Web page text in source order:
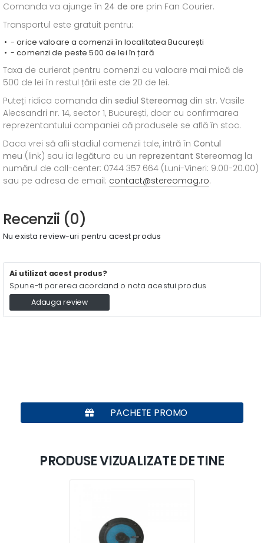
Comanda va ajunge în 24 de ore prin Fan Courier.
Transportul este gratuit pentru:
- orice valoare a comenzii în localitatea București
- comenzi de peste 500 de lei în țară
Taxa de curierat pentru comenzi cu valoare mai mică de
500 de lei în restul țării este de 20 de lei.
Puteți ridica comanda din sediul Stereomag din str. Vasile
Alecsandri nr. 14, sector 1, București, doar cu confirmarea
reprezentantului companiei că produsele se află în stoc.
Daca vrei să afli stadiul comenzii tale, intră în Contul
meu (link) sau ia legătura cu un reprezentant Stereomag la
numărul de call-center: 0744 357 664 (Luni-Vineri: 9.00-20.00)
sau pe adresa de email: contact@stereomag.ro.
Recenzii (0)
Nu exista review-uri pentru acest produs
Ai utilizat acest produs?
Spune-ti parerea acordand o nota acestui produs
Adauga review
PACHETE PROMO
PRODUSE VIZUALIZATE DE TINE